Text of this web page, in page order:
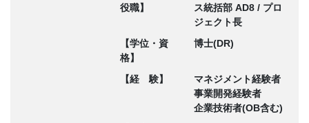
役職】
ス統括部 AD8 / プロ
ジェクト長
【学位・資
格】
博士(DR)
【経 験】
マネジメント経験者
事業開発経験者
企業技術者(OB含む)